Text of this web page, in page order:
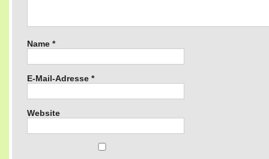
Name *
E-Mail-Adresse *
Website